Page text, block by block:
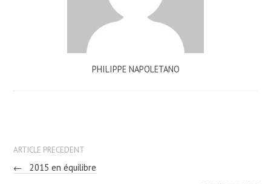
PHILIPPE NAPOLETANO
ARTICLE PRECEDENT
← 2015 en équilibre